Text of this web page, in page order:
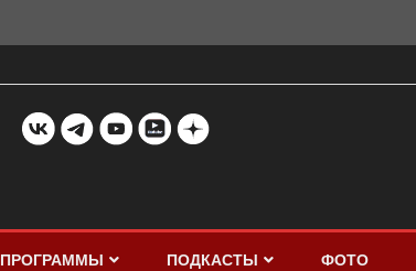
ПРОГРАММЫ ПОДКАСТЫ ФОТО